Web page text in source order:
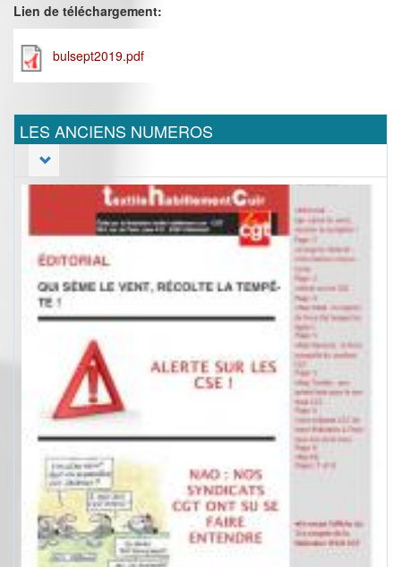
Lien de téléchargement:
bulsept2019.pdf
LES ANCIENS NUMEROS